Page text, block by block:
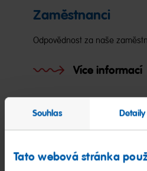
Souhlas Detaily
Tato webová stránka
Zaměstnanci
Odpovědnost za naše
Více informací